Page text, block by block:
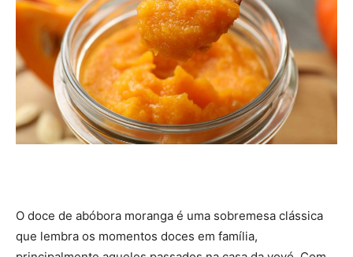
O doce de abóbora moranga é uma sobremesa clássica
que lembra os momentos doces em família,